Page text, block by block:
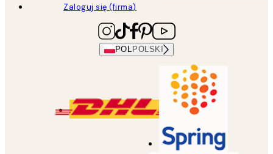
Zaloguj się (firma)
POL POLSKI